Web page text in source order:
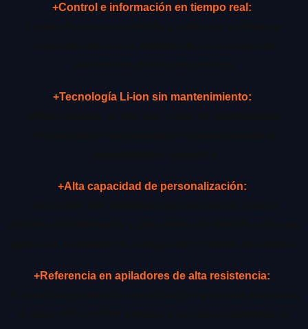
+Control e información en tiempo real:
+Tecnología Li-ion sin mantenimiento:
+Alta capacidad de personalización:
+Referencia en apiladores de alta resistencia: